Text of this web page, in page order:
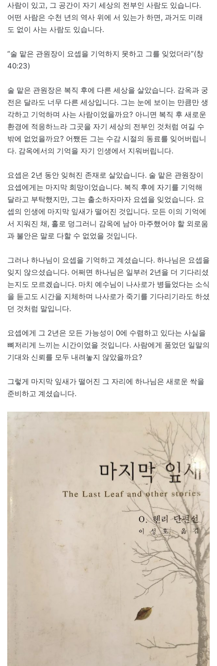
사람이 있고, 그 공간이 자기 세상의 전부인 사람도 있습니다.
어떤 사람은 수천 년의 역사 위에 서 있는가 하면, 과거도 미래
도 없이 사는 사람도 있습니다.
“술 맡은 관원장이 요셉을 기억하지 못하고 그를 잊었더라”(창
40:23)
술 맡은 관원장은 복직 후에 다른 세상을 살았습니다. 감옥과 궁
전은 달라도 너무 다른 세상입니다. 그는 눈에 보이는 만큼만 생
각하고 기억하며 사는 사람이었을까요? 아니면 복직 후 새로운
환경에 적응하느라 그곳을 자기 세상의 전부인 것처럼 여길 수
밖에 없었을까요? 어쨌든 그는 수감 시절의 동료를 잊어버립니
다. 감옥에서의 기억을 자기 인생에서 지워버립니다.
요셉은 2년 동안 잊혀진 존재로 살았습니다. 술 맡은 관원장이
요셉에게는 마지막 희망이었습니다. 복직 후에 자기를 기억해
달라고 부탁했지만, 그는 출소하자마자 요셉을 잊었습니다. 요
셉의 인생에 마지막 잎새가 떨어진 것입니다. 모든 이의 기억에
서 지워진 채, 홀로 덩그러니 감옥에 남아 마주했어야 할 외로움
과 불안은 말로 다할 수 없었을 것입니다.
그러나 하나님이 요셉을 기억하고 계셨습니다. 하나님은 요셉을
잊지 않으셨습니다. 어쩌면 하나님은 일부러 2년을 더 기다리셨
는지도 모르겠습니다. 마치 예수님이 나사로가 병들었다는 소식
을 듣고도 시간을 지체하며 나사로가 죽기를 기다리기라도 하셨
던 것처럼 말입니다.
요셉에게 그 2년은 모든 가능성이 0에 수렴하고 있다는 사실을
뼈저리게 느끼는 시간이었을 것입니다. 사람에게 품었던 일말의
기대와 신뢰를 모두 내려놓지 않았을까요?
그렇게 마지막 잎새가 떨어진 그 자리에 하나님은 새로운 싹을
준비하고 계셨습니다.